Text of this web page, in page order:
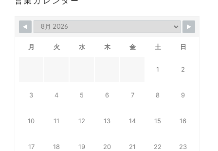
月 火 水 木 金 土 日
1 2
3 4 5 6 7 8 9
10 11 12 13 14 15 16
17 18 19 20 21 22 23